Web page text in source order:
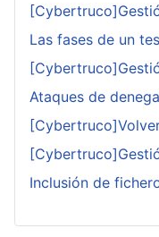
Las fases de un
Ataques de
Inclusión de